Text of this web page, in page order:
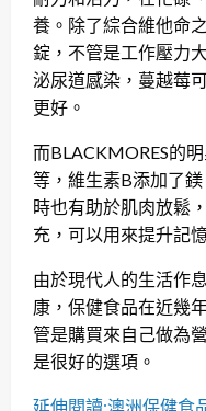
養。除了綜合維他命
錠，不管是工作壓力
泌尿道感染，蔓越莓
更好。
而BLACKMORES的
等，維生素B添加了
時也有助於肌肉放鬆
充，可以用來提升記
由於現代人的生活作
康，保健食品在近幾
管是購買來自己做為
是很好的選項。
延伸閱讀:澳洲保健食